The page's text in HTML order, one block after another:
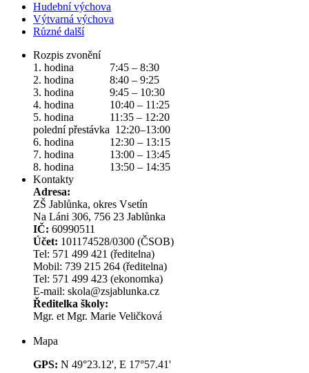
Hudební výchova
Výtvarná výchova
Různé další
Rozpis zvonění
1. hodina 7:45 – 8:30
2. hodina 8:40 – 9:25
3. hodina 9:45 – 10:30
4. hodina 10:40 – 11:25
5. hodina 11:35 – 12:20
polední přestávka 12:20–13:00
6. hodina 12:30 – 13:15
7. hodina 13:00 – 13:45
8. hodina 13:50 – 14:35
Kontakty
Adresa:
ZŠ Jablůnka, okres Vsetín
Na Láni 306, 756 23 Jablůnka
IČ: 60990511
Účet: 101174528/0300 (ČSOB)
Tel: 571 499 421 (ředitelna)
Mobil: 739 215 264 (ředitelna)
Tel: 571 499 423 (ekonomka)
E-mail: skola@zsjablunka.cz
Ředitelka školy:
Mgr. et Mgr. Marie Veličková
Mapa
GPS: N 49°23.12', E 17°57.41'